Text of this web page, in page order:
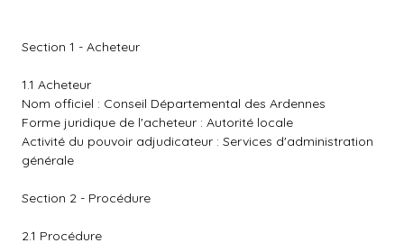
Section 1 - Acheteur
1.1 Acheteur
Nom officiel : Conseil Départemental des Ardennes
Forme juridique de l'acheteur : Autorité locale
Activité du pouvoir adjudicateur : Services d'administration
générale
Section 2 - Procédure
2.1 Procédure